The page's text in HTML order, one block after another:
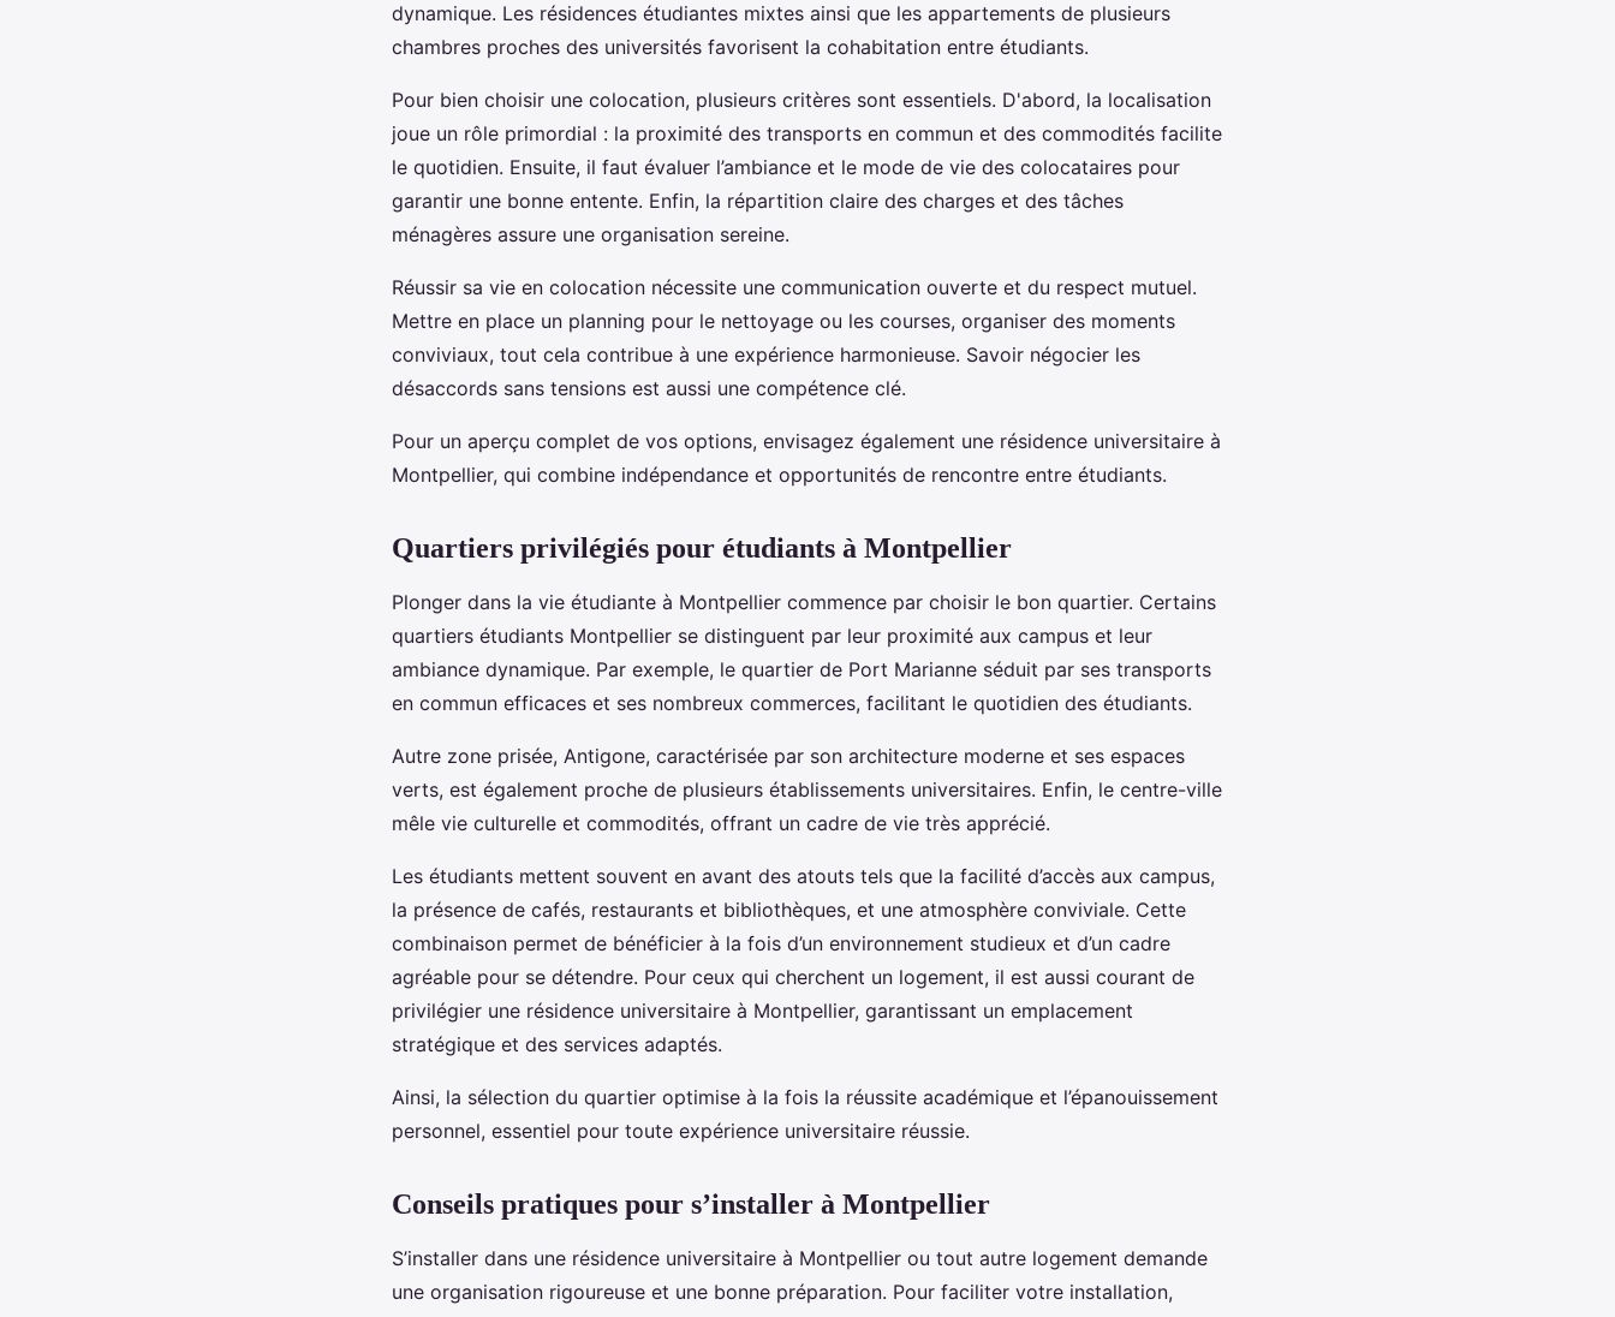
dynamique. Les résidences étudiantes mixtes ainsi que les appartements de plusieurs
chambres proches des universités favorisent la cohabitation entre étudiants.
Pour bien choisir une colocation, plusieurs critères sont essentiels. D'abord, la localisation
joue un rôle primordial : la proximité des transports en commun et des commodités facilite
le quotidien. Ensuite, il faut évaluer l’ambiance et le mode de vie des colocataires pour
garantir une bonne entente. Enfin, la répartition claire des charges et des tâches
ménagères assure une organisation sereine.
Réussir sa vie en colocation nécessite une communication ouverte et du respect mutuel.
Mettre en place un planning pour le nettoyage ou les courses, organiser des moments
conviviaux, tout cela contribue à une expérience harmonieuse. Savoir négocier les
désaccords sans tensions est aussi une compétence clé.
Pour un aperçu complet de vos options, envisagez également une résidence universitaire à
Montpellier, qui combine indépendance et opportunités de rencontre entre étudiants.
Quartiers privilégiés pour étudiants à Montpellier
Plonger dans la vie étudiante à Montpellier commence par choisir le bon quartier. Certains
quartiers étudiants Montpellier se distinguent par leur proximité aux campus et leur
ambiance dynamique. Par exemple, le quartier de Port Marianne séduit par ses transports
en commun efficaces et ses nombreux commerces, facilitant le quotidien des étudiants.
Autre zone prisée, Antigone, caractérisée par son architecture moderne et ses espaces
verts, est également proche de plusieurs établissements universitaires. Enfin, le centre-ville
mêle vie culturelle et commodités, offrant un cadre de vie très apprécié.
Les étudiants mettent souvent en avant des atouts tels que la facilité d’accès aux campus,
la présence de cafés, restaurants et bibliothèques, et une atmosphère conviviale. Cette
combinaison permet de bénéficier à la fois d’un environnement studieux et d’un cadre
agréable pour se détendre. Pour ceux qui cherchent un logement, il est aussi courant de
privilégier une résidence universitaire à Montpellier, garantissant un emplacement
stratégique et des services adaptés.
Ainsi, la sélection du quartier optimise à la fois la réussite académique et l’épanouissement
personnel, essentiel pour toute expérience universitaire réussie.
Conseils pratiques pour s’installer à Montpellier
S’installer dans une résidence universitaire à Montpellier ou tout autre logement demande
une organisation rigoureuse et une bonne préparation. Pour faciliter votre installation,